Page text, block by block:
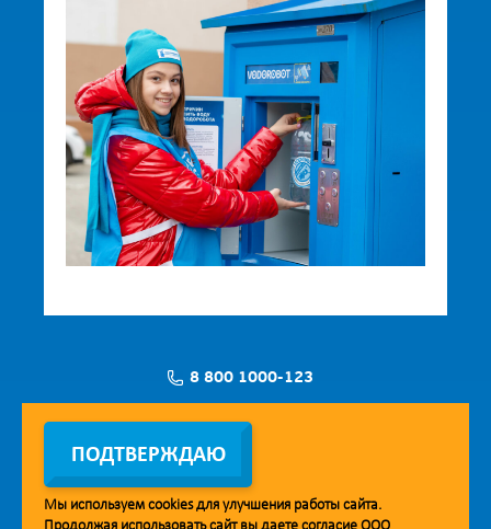
8 800 1000-123
Заявка на установку
ПОДТВЕРЖДАЮ
Мы используем cookiesдля улучшения работы сайта.